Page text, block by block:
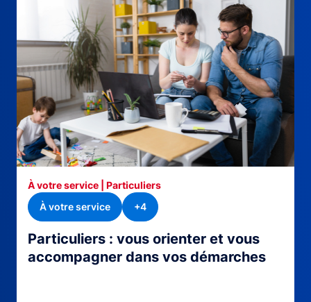
Particuliers : vous orienter et vous
accompagner dans vos démarches
À votre service | Particuliers
À votre service
+4